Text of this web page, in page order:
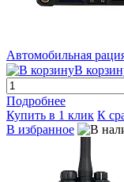
Автомобильная
В
Подробнее
Купить в 1 клик К
В избранное